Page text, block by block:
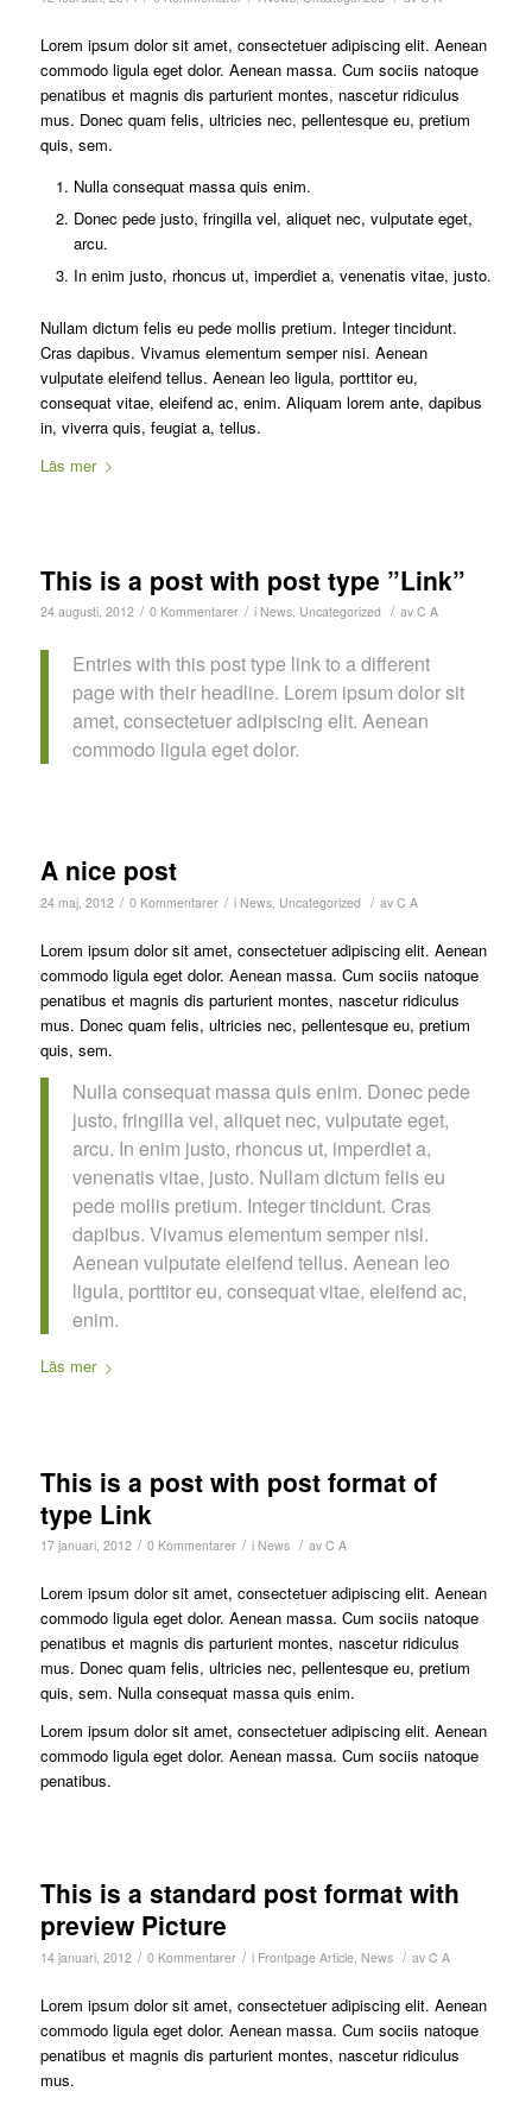
Lorem ipsum dolor sit amet, consectetuer adipiscing elit. Aenean
commodo ligula eget dolor. Aenean massa. Cum sociis natoque
penatibus et magnis dis parturient montes, nascetur ridiculus
mus. Donec quam felis, ultricies nec, pellentesque eu, pretium
quis, sem.
Nulla consequat massa quis enim.
Donec pede justo, fringilla vel, aliquet nec, vulputate eget,
arcu.
In enim justo, rhoncus ut, imperdiet a, venenatis vitae, justo.
Nullam dictum felis eu pede mollis pretium. Integer tincidunt.
Cras dapibus. Vivamus elementum semper nisi. Aenean
vulputate eleifend tellus. Aenean leo ligula, porttitor eu,
consequat vitae, eleifend ac, enim. Aliquam lorem ante, dapibus
in, viverra quis, feugiat a, tellus.
Läs mer
This is a post with post type ”Link”
24 augusti, 2012 / 0 Kommentarer / i News, Uncategorized / av C A
Entries with this post type link to a different
page with their headline. Lorem ipsum dolor sit
amet, consectetuer adipiscing elit. Aenean
commodo ligula eget dolor.
A nice post
24 maj, 2012 / 0 Kommentarer / i News, Uncategorized / av C A
Lorem ipsum dolor sit amet, consectetuer adipiscing elit. Aenean
commodo ligula eget dolor. Aenean massa. Cum sociis natoque
penatibus et magnis dis parturient montes, nascetur ridiculus
mus. Donec quam felis, ultricies nec, pellentesque eu, pretium
quis, sem.
Nulla consequat massa quis enim. Donec pede
justo, fringilla vel, aliquet nec, vulputate eget,
arcu. In enim justo, rhoncus ut, imperdiet a,
venenatis vitae, justo. Nullam dictum felis eu
pede mollis pretium. Integer tincidunt. Cras
dapibus. Vivamus elementum semper nisi.
Aenean vulputate eleifend tellus. Aenean leo
ligula, porttitor eu, consequat vitae, eleifend ac,
enim.
Läs mer
This is a post with post format of
type Link
17 januari, 2012 / 0 Kommentarer / i News / av C A
Lorem ipsum dolor sit amet, consectetuer adipiscing elit. Aenean
commodo ligula eget dolor. Aenean massa. Cum sociis natoque
penatibus et magnis dis parturient montes, nascetur ridiculus
mus. Donec quam felis, ultricies nec, pellentesque eu, pretium
quis, sem. Nulla consequat massa quis enim.
Lorem ipsum dolor sit amet, consectetuer adipiscing elit. Aenean
commodo ligula eget dolor. Aenean massa. Cum sociis natoque
penatibus.
This is a standard post format with
preview Picture
14 januari, 2012 / 0 Kommentarer / i Frontpage Article, News / av C A
Lorem ipsum dolor sit amet, consectetuer adipiscing elit. Aenean
commodo ligula eget dolor. Aenean massa. Cum sociis natoque
penatibus et magnis dis parturient montes, nascetur ridiculus
mus.